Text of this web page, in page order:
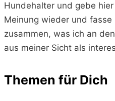
Hundehalter und gebe
Meinung wieder und fasse
zusammen, was ich an
aus meiner Sicht als
Themen für Dich